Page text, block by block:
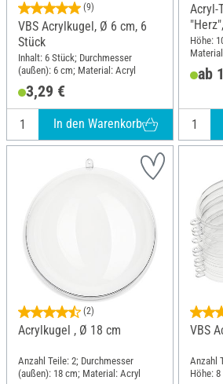
(9)
VBS Acrylkugel, Ø 6 cm, 6
Stück
Inhalt: 6 Stück; Durchmesser
(außen): 6 cm; Material: Acryl
3,29 €
In den Warenkorb
Acryl-
Höhe:
ab
(2)
Acrylkugel , Ø 18 cm
Anzahl Teile: 2; Durchmesser
(außen): 18 cm; Material: Acryl
VBS
Anzahl
Höhe: